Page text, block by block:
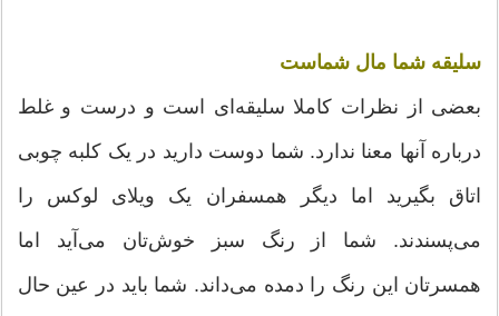
سلیقه شما مال شماست
بعضی از نظرات کاملا سلیقه‌ای است و درست و غلط
درباره آنها معنا ندارد. شما دوست دارید در یک کلبه چوبی
اتاق بگیرید اما دیگر همسفران یک ویلای لوکس را
می‌پسندند. شما از رنگ سبز خوش‌تان می‌آید اما
همسرتان این رنگ را دمده می‌داند. شما باید در عین حال